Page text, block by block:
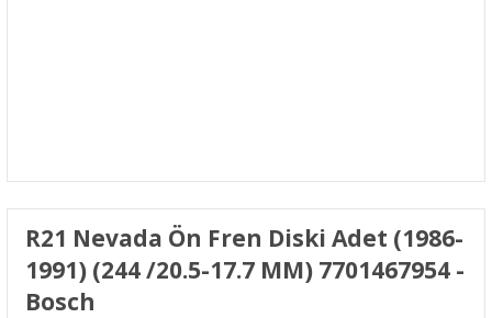
R21 Nevada Ön Fren Diski Adet (1986-
1991) (244 /20.5-17.7 MM) 7701467954 -
Bosch